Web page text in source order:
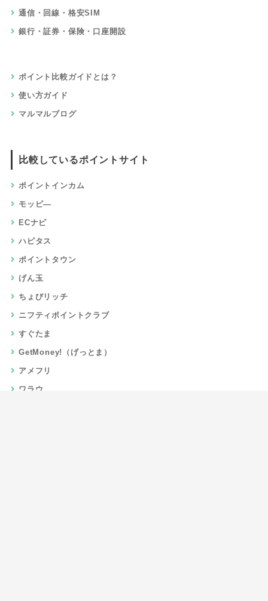
通信・回線・格安SIM
銀行・証券・保険・口座開設
ポイント比較ガイドとは？
使い方ガイド
マルマルブログ
比較しているポイントサイト
ポイントインカム
モッピ―
ECナビ
ハピタス
ポイントタウン
げん玉
ちょびリッチ
ニフティポイントクラブ
すぐたま
GetMoney!（げっとま）
アメフリ
ワラウ